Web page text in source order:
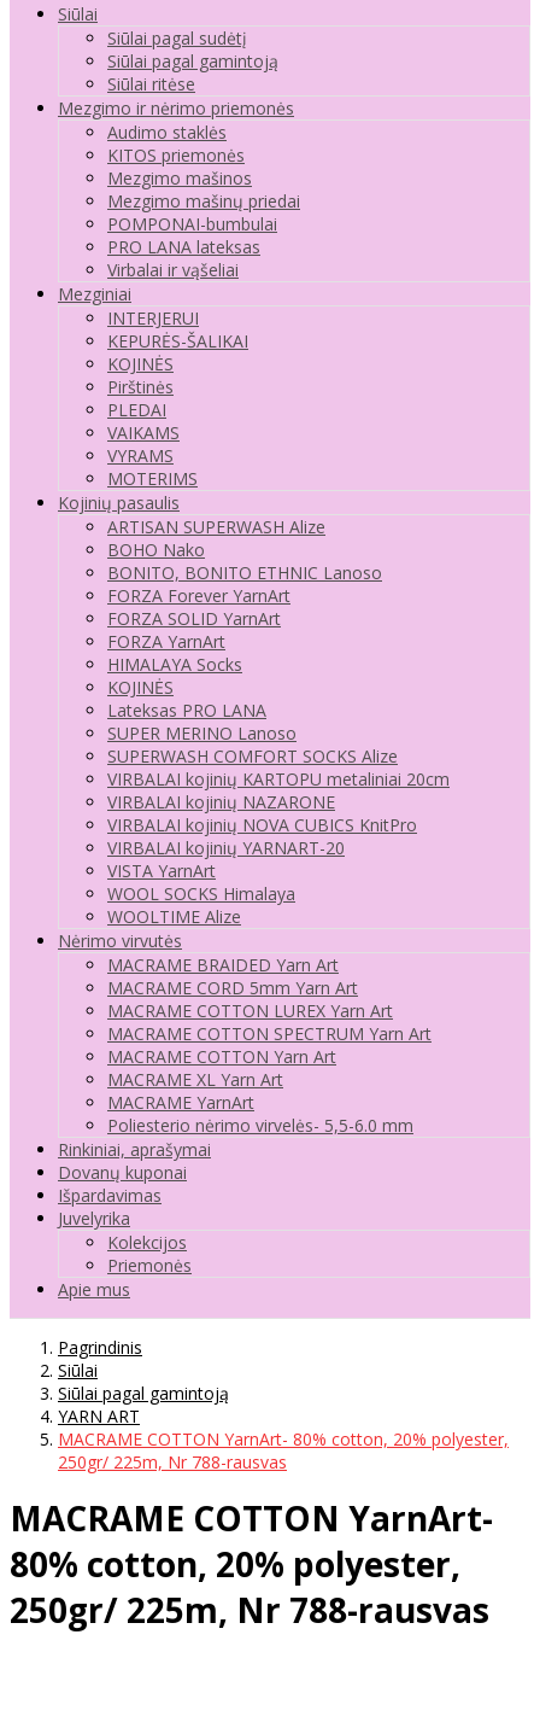
Siūlai
Siūlai pagal sudėtį
Siūlai pagal gamintoją
Siūlai ritėse
Mezgimo ir nėrimo priemonės
Audimo staklės
KITOS priemonės
Mezgimo mašinos
Mezgimo mašinų priedai
POMPONAI-bumbulai
PRO LANA lateksas
Virbalai ir vąšeliai
Mezginiai
INTERJERUI
KEPURĖS-ŠALIKAI
KOJINĖS
Pirštinės
PLEDAI
VAIKAMS
VYRAMS
MOTERIMS
Kojinių pasaulis
ARTISAN SUPERWASH Alize
BOHO Nako
BONITO, BONITO ETHNIC Lanoso
FORZA Forever YarnArt
FORZA SOLID YarnArt
FORZA YarnArt
HIMALAYA Socks
KOJINĖS
Lateksas PRO LANA
SUPER MERINO Lanoso
SUPERWASH COMFORT SOCKS Alize
VIRBALAI kojinių KARTOPU metaliniai 20cm
VIRBALAI kojinių NAZARONE
VIRBALAI kojinių NOVA CUBICS KnitPro
VIRBALAI kojinių YARNART-20
VISTA YarnArt
WOOL SOCKS Himalaya
WOOLTIME Alize
Nėrimo virvutės
MACRAME BRAIDED Yarn Art
MACRAME CORD 5mm Yarn Art
MACRAME COTTON LUREX Yarn Art
MACRAME COTTON SPECTRUM Yarn Art
MACRAME COTTON Yarn Art
MACRAME XL Yarn Art
MACRAME YarnArt
Poliesterio nėrimo virvelės- 5,5-6.0 mm
Rinkiniai, aprašymai
Dovanų kuponai
Išpardavimas
Juvelyrika
Kolekcijos
Priemonės
Apie mus
Pagrindinis
Siūlai
Siūlai pagal gamintoją
YARN ART
MACRAME COTTON YarnArt- 80% cotton, 20% polyester,
250gr/ 225m, Nr 788-rausvas
MACRAME COTTON YarnArt-
80% cotton, 20% polyester,
250gr/ 225m, Nr 788-rausvas